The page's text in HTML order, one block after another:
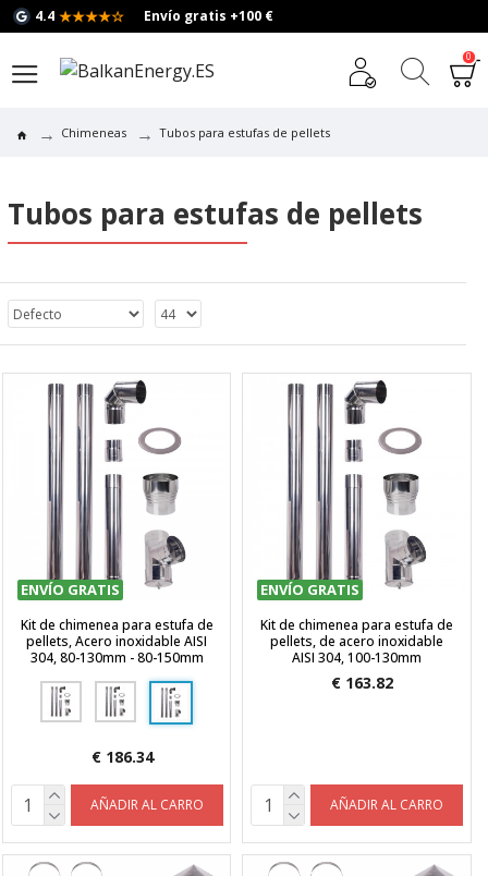
4.4 ★★★★☆ Envío gratis +100 €
0
Chimeneas Tubos para estufas de pellets
Tubos para estufas de pellets
ENVÍO GRATIS
Kit de chimenea para estufa de
pellets, Acero inoxidable AISI
304, 80-130mm - 80-150mm
€ 186.34
AÑADIR AL CARRO
ENVÍO GRATIS
Kit de chimenea para estufa de
pellets, de acero inoxidable
AISI 304, 100-130mm
€ 163.82
AÑADIR AL CARRO